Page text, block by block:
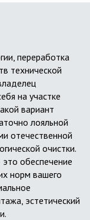
переработка
технической
на участке
вариант
лояльной
отечественной
очистки.
обеспечение
норм вашего
эстетический